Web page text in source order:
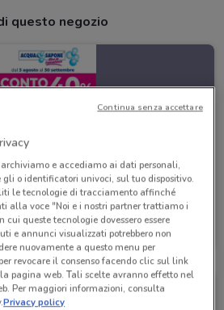
questo negozio
e accediamo ai dati personali,
o identificatori univoci, sul tuo dispositivo.
le tecnologie di tracciamento affinché
alla voce "Noi e i nostri partner trattiamo i
queste tecnologie dovessero essere
e annunci visualizzati potrebbero non
nuovamente a questo menu per
revocare il consenso facendo clic sul link
pagina web. Tali scelte avranno effetto nel
Per maggiori informazioni, consulta
Privacy policy
Continua senza accettare